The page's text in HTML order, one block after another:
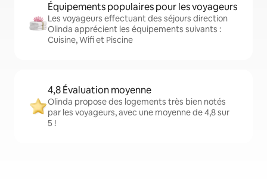
Équipements populaires pour les voyageurs
Les voyageurs effectuant des séjours direction
Olinda apprécient les équipements suivants :
Cuisine, Wifi et Piscine
4,8 Évaluation moyenne
Olinda propose des logements très bien notés
par les voyageurs, avec une moyenne de 4,8 sur
5 !